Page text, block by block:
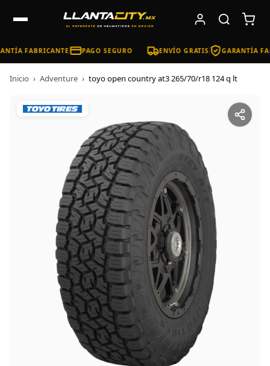
FABRICANTE PAGO SEGURO ENVÍO GRATIS GARANTÍA
Inicio › Adventure › toyo open country at3 265/70/r18 124 q lt